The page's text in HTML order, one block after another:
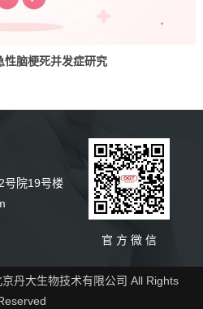
性脑梗死并发症研究
号院19号楼
官 方 微 信
丹大生物技术有限公司 All Rights